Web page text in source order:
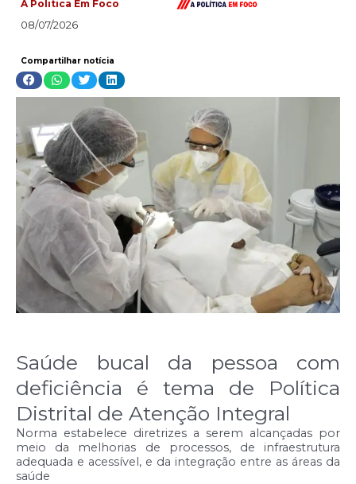
A Politica Em Foco
08/07/2026
Compartilhar notícia
Saúde bucal da pessoa com
deficiência é tema de Política
Distrital de Atenção Integral
Norma estabelece diretrizes a serem alcançadas por
meio da melhorias de processos, de infraestrutura
adequada e acessível, e da integração entre as áreas da
saúde